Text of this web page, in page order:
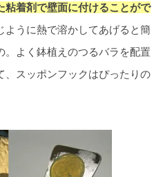
粘着剤で壁面に付けることがで
ように熱で溶かしてあげると簡
よく鉢植えのつるバラを配置
、スッポンフックはぴったりの